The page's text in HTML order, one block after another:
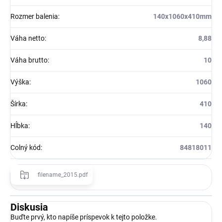
Rozmer balenia: 140x1060x410mm
Váha netto: 8,88
Váha brutto: 10
Výška: 1060
Šírka: 410
Hĺbka: 140
Colný kód: 84818011
filename_2015.pdf
Diskusia
Buďte prvý, kto napíše príspevok k tejto položke.